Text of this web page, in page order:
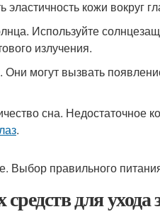
кожи вокруг
Используйте
излучения.
Они могут вызвать
сна. Недостаточное
.
Выбор правильного
для ухода